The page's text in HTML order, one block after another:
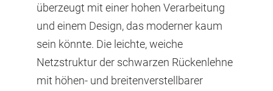
überzeugt mit einer hohen Verarbeitung
und einem Design, das moderner kaum
sein könnte. Die leichte, weiche
Netzstruktur der schwarzen Rückenlehne
mit höhen- und breitenverstellbarer